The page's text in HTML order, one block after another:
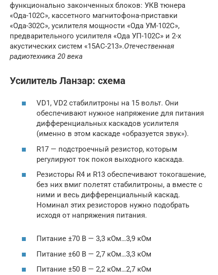
функционально законченных блоков: УКВ тюнера
«Ода-102С», кассетного магнитофона-приставки
«Ода-302С», усилителя мощности «Ода УМ-102С»,
предварительного усилителя «Ода УП-102С» и 2-х
акустических систем «15АС-213».Отечественная
радиотехника 20 века
Усилитель Ланзар: схема
VD1, VD2 стабилитроны на 15 вольт. Они
обеспечивают нужное напряжение для питания
дифференциальных каскадов усилителя
(именно в этом каскаде «образуется звук»).
R17 — подстроечный резистор, которым
регулируют ток покоя выходного каскада.
Резисторы R4 и R13 обеспечивают токогашение,
без них вмиг полетят стабилитроны, а вместе с
ними и весь дифференциальный каскад.
Номинал этих резисторов нужно подобрать
исходя от напряжения питания.
Питание ±70 В — 3,3 кОм…3,9 кОм
Питание ±60 В — 2,7 кОм…3,3 кОм
Питание ±50 В — 2,2 кОм…2,7 кОм